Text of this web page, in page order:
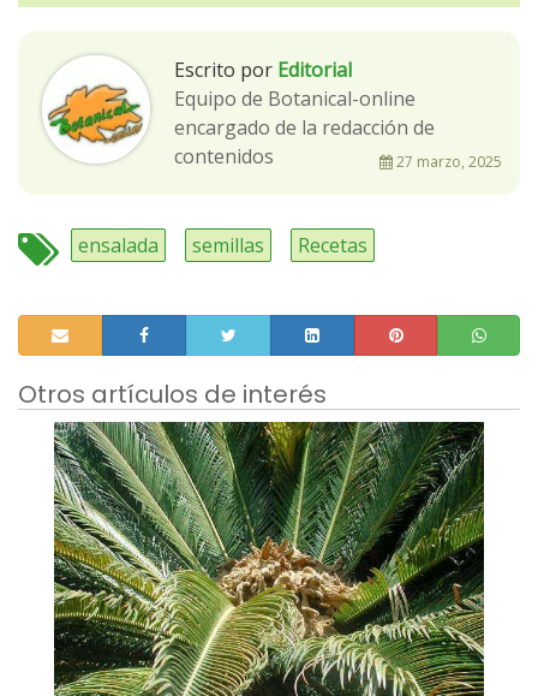
Escrito por Editorial
Equipo de Botanical-online
encargado de la redacción de
contenidos
27 marzo, 2025
ensalada semillas Recetas
Otros artículos de interés